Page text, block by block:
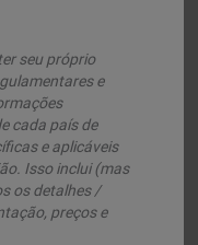
seu próprio
e
cada país de
e aplicáveis
Isso inclui (mas
os detalhes /
preços e